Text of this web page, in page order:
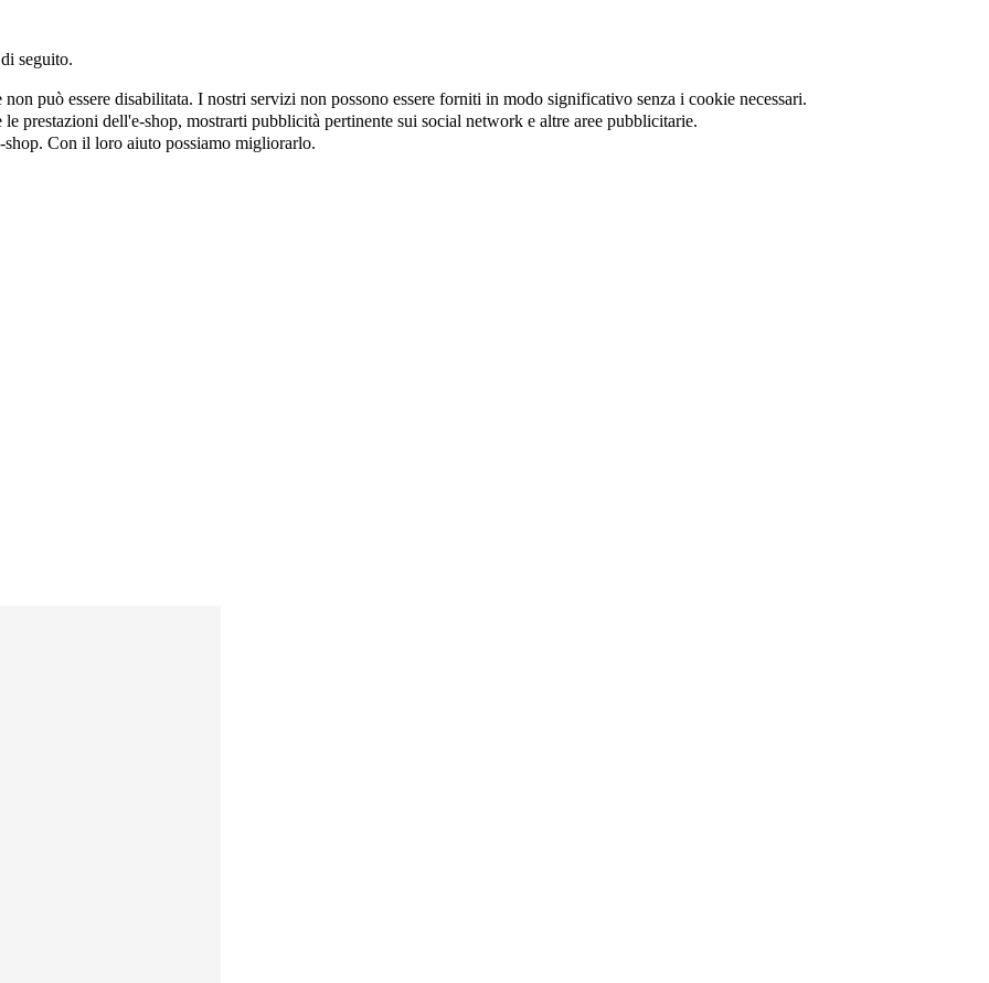
seguito.
non può essere disabilitata. I nostri servizi non possono essere forniti in modo significativo senza i cookie necessari.
prestazioni dell'e-shop, mostrarti pubblicità pertinente sui social network e altre aree pubblicitarie.
Con il loro aiuto possiamo migliorarlo.